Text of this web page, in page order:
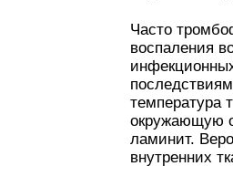
Часто
воспаления
температура
окружающую
ламинит.
внутренних